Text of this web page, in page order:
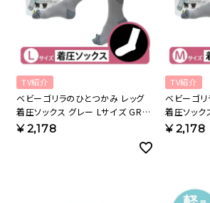
TV紹介
ベビーゴリラのひとつかみ レッグ
着圧ソックス グレー Lサイズ GRS-
25GYL 【KA】
¥2,178
TV紹介
ベビーゴリ
着圧ソック
25GYM 【KA
¥2,178